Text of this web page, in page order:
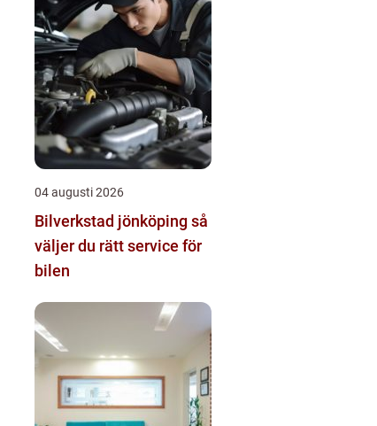
04 augusti 2026
Bilverkstad jönköping så
väljer du rätt service för
bilen